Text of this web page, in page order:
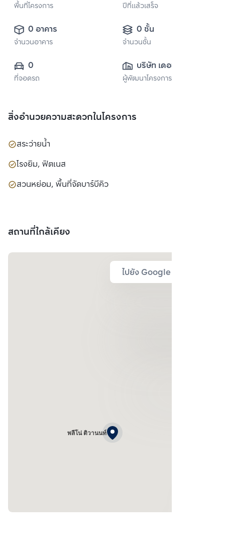
พื้นที่โครงการ ปีที่แล้วเสร็จ
0 อาคาร
จำนวนอาคาร
0 ชั้น
จำนวนชั้น
0
ที่จอดรถ
บริษัท เดอะแวลู
พร็อพเพอร์ตี้ ดี
ผู้พัฒนาโครงการ
สิ่งอำนวยความสะดวกในโครงการ
สระว่ายน้ำ
โรงยิม, ฟิตเนส
สวนหย่อม, พื้นที่จัดบาร์บีคิว
สถานที่ใกล้เคียง
ไปยัง Google Map
พลีโน่ ติวานนท์